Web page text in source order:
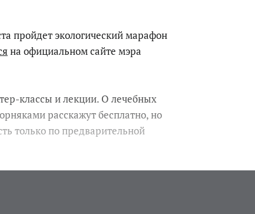
пройдет экологический марафон
на официальном сайте мэра
классы и лекции. О лечебных
расскажут бесплатно, но
только по предварительной